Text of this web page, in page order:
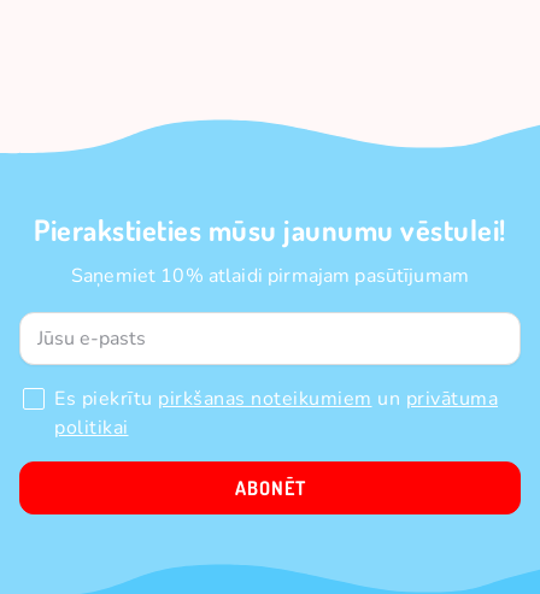
Pierakstieties mūsu jaunumu vēstulei!
Saņemiet 10% atlaidi pirmajam pasūtījumam
Es piekrītu pirkšanas noteikumiem un privātuma
politikai
ABONĒT